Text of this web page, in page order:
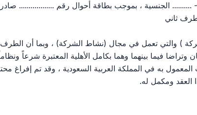
ثاني
) والتي تعمل في مجال (نشاط الشركة) ، وبما أن
فيما بينهما وهما بكامل الأهلية المعتبرة شرعاً
به في المملكة العربية السعودية ، وقد تم إفراغ
العقد ومكمل له.